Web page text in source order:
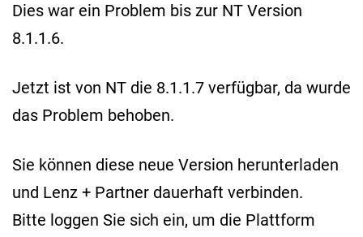
Dies war ein Problem bis zur NT Version
8.1.1.6.
Jetzt ist von NT die 8.1.1.7 verfügbar, da wurde
das Problem behoben.
Sie können diese neue Version herunterladen
und Lenz + Partner dauerhaft verbinden.
Bitte loggen Sie sich ein, um die Plattform